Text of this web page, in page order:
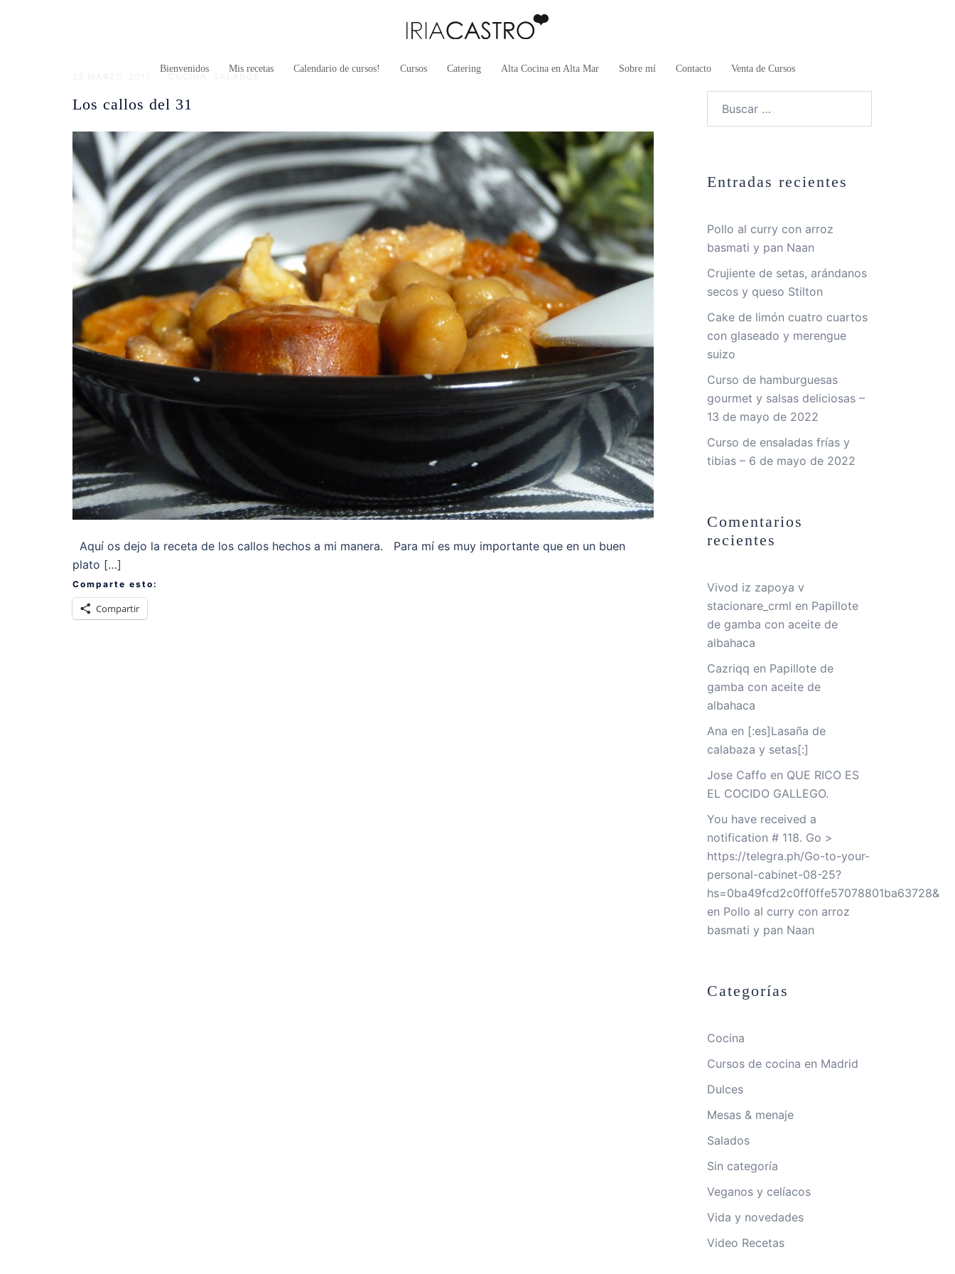
Bienvenidos Mis recetas Calendario de cursos! Cursos Catering Alta Cocina en Alta Mar Sobre mí Contacto Venta de Cursos
Los callos del 31
Aquí os dejo la receta de los callos hechos a mi manera. Para mí es muy importante que en un buen
plato […]
Comparte esto:
Compartir
Entradas recientes
Pollo al curry con arroz
basmati y pan Naan
Crujiente de setas, arándanos
secos y queso Stilton
Cake de limón cuatro cuartos
con glaseado y merengue
suizo
Curso de hamburguesas
gourmet y salsas deliciosas –
13 de mayo de 2022
Curso de ensaladas frías y
tibias – 6 de mayo de 2022
Comentarios
recientes
Vivod iz zapoya v
stacionare_crml en Papillote
de gamba con aceite de
albahaca
Cazriqq en Papillote de
gamba con aceite de
albahaca
Ana en [:es]Lasaña de
calabaza y setas[:]
Jose Caffo en QUE RICO ES
EL COCIDO GALLEGO.
You have received a
notification # 118. Go >
https://telegra.ph/Go-to-your-
personal-cabinet-08-25?
hs=0ba49fcd2c0ff0ffe57078801ba63728&
en Pollo al curry con arroz
basmati y pan Naan
Categorías
Cocina
Cursos de cocina en Madrid
Dulces
Mesas & menaje
Salados
Sin categoría
Veganos y celíacos
Vida y novedades
Video Recetas